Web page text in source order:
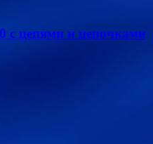
с цепями и цепочками